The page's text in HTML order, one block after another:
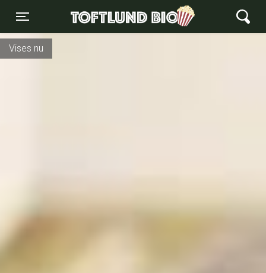
Toggle navigation
Toftlund Biograf
Vises nu